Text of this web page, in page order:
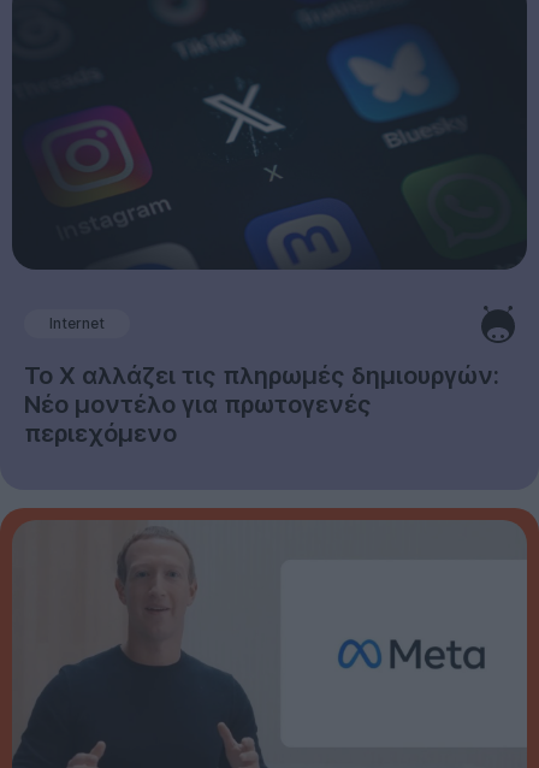
Internet
Το X αλλάζει τις πληρωμές δημιουργών:
Νέο μοντέλο για πρωτογενές
περιεχόμενο